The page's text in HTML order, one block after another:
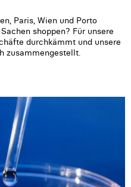
Paris, Wien und Porto
shoppen? Für unsere
durchkämmt und unsere
zusammengestellt.